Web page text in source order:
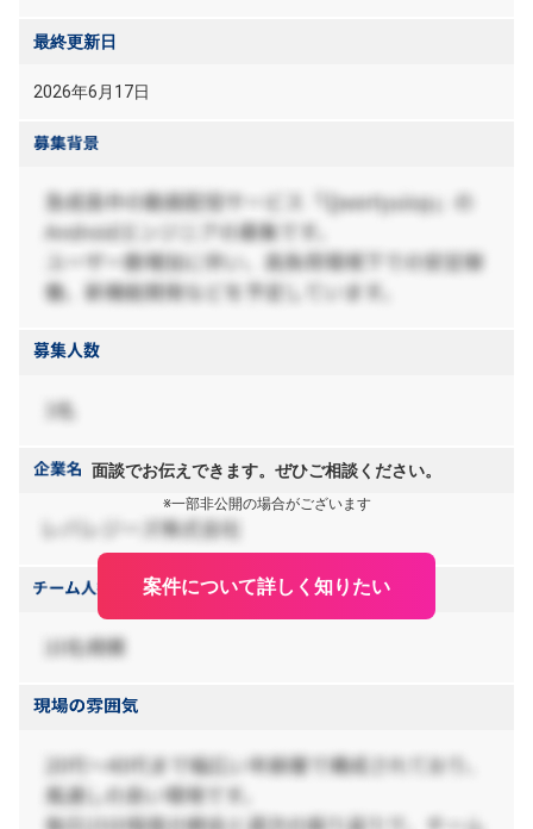
最終更新日
2026年6月17日
面談でお伝えできます。ぜひご相談ください。
※一部非公開の場合がございます
案件について詳しく知りたい